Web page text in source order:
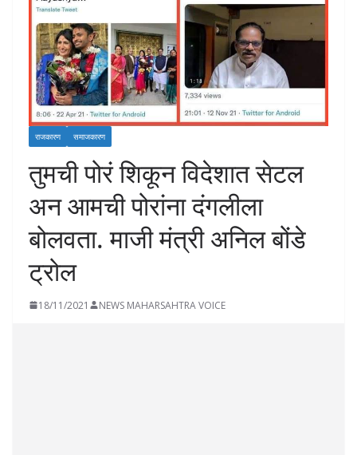
राजकारण समाजकारण
तुमची पोरं शिकून विदेशात सेटल
अन आमची पोरांना दंगलीला
बोलवता. माजी मंत्री अनिल बोंडे
ट्रोल
18/11/2021 NEWS MAHARSAHTRA VOICE